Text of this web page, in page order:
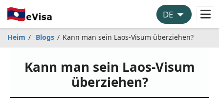
Heim Blogs Kann man sein Laos-Visum überziehen?
Kann man sein Laos-Visum
überziehen?